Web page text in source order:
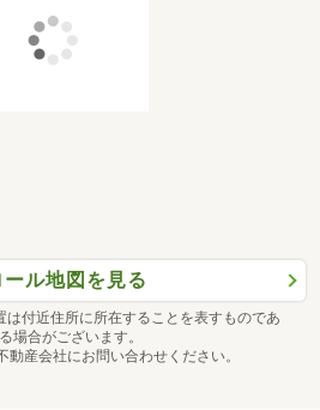
を追加したい」「ここをリフォー
くあります。
寧にサポートしますので、何でも
ール地図を見る
付近住所に所在することを表すものであ
場合がございます。
産会社にお問い合わせください。